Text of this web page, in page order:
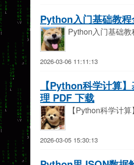
Python入门基础教
Python入门基础教
2026-03-06 11:11:13
【Python科学计算
理 PDF 下载
【Python科学计
2026-03-05 15:30:13